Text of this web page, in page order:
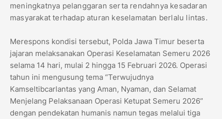
meningkatnya pelanggaran serta rendahnya kesadaran
masyarakat terhadap aturan keselamatan berlalu lintas.
Merespons kondisi tersebut, Polda Jawa Timur beserta
jajaran melaksanakan Operasi Keselamatan Semeru 2026
selama 14 hari, mulai 2 hingga 15 Februari 2026. Operasi
tahun ini mengusung tema “Terwujudnya
Kamseltibcarlantas yang Aman, Nyaman, dan Selamat
Menjelang Pelaksanaan Operasi Ketupat Semeru 2026”
dengan pendekatan humanis namun tegas melalui tiga